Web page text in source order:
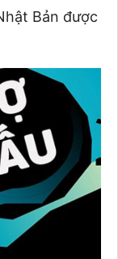
Bản được